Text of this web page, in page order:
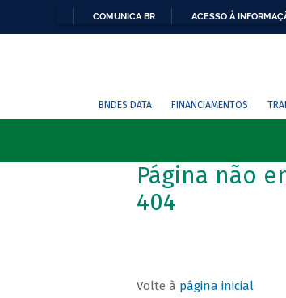
COMUNICA BR ACESSO À
BNDES DATA FINANCIAMENTOS
Página não
404
Volte à página inicial